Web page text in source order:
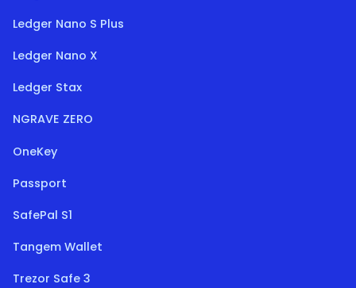
Ledger Nano S Plus
Ledger Nano X
Ledger Stax
NGRAVE ZERO
OneKey
Passport
SafePal S1
Tangem Wallet
Trezor Safe 3